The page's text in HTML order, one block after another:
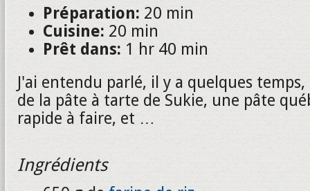
Préparation: 20 min
Cuisine: 20 min
Prêt dans: 1 hr 40 min
J'ai entendu parlé, il y a quelques temps,
de la pâte à tarte de Sukie, une pâte
rapide à faire, et …
Ingrédients